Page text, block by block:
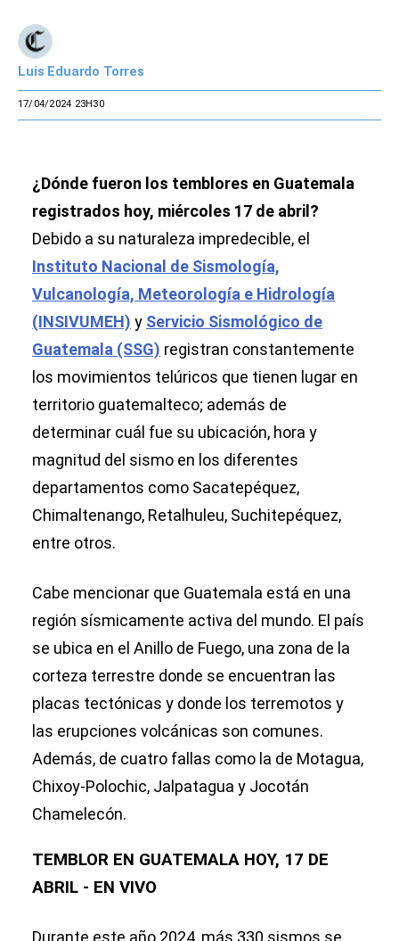
Luis Eduardo Torres
17/04/2024 23H30
¿Dónde fueron los temblores en Guatemala
registrados hoy, miércoles 17 de abril?
Debido a su naturaleza impredecible, el
Instituto Nacional de Sismología,
Vulcanología, Meteorología e Hidrología
(INSIVUMEH) y Servicio Sismológico de
Guatemala (SSG) registran constantemente
los movimientos telúricos que tienen lugar en
territorio guatemalteco; además de
determinar cuál fue su ubicación, hora y
magnitud del sismo en los diferentes
departamentos como Sacatepéquez,
Chimaltenango, Retalhuleu, Suchitepéquez,
entre otros.
Cabe mencionar que Guatemala está en una
región sísmicamente activa del mundo. El país
se ubica en el Anillo de Fuego, una zona de la
corteza terrestre donde se encuentran las
placas tectónicas y donde los terremotos y
las erupciones volcánicas son comunes.
Además, de cuatro fallas como la de Motagua,
Chixoy-Polochic, Jalpatagua y Jocotán
Chamelecón.
TEMBLOR EN GUATEMALA HOY, 17 DE
ABRIL - EN VIVO
Durante este año 2024, más 330 sismos se